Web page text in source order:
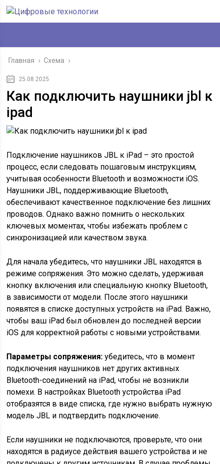
Главная › Схема ›
25.08.2025
Как подключить наушники jbl к
ipad
Подключение наушников JBL к iPad – это простой
процесс, если следовать пошаговым инструкциям,
учитывая особенности Bluetooth и возможности iOS.
Наушники JBL, поддерживающие Bluetooth,
обеспечивают качественное подключение без лишних
проводов. Однако важно помнить о нескольких
ключевых моментах, чтобы избежать проблем с
синхронизацией или качеством звука.
Для начала убедитесь, что наушники JBL находятся в
режиме сопряжения. Это можно сделать, удерживая
кнопку включения или специальную кнопку Bluetooth,
в зависимости от модели. После этого наушники
появятся в списке доступных устройств на iPad. Важно,
чтобы ваш iPad был обновлен до последней версии
iOS для корректной работы с новыми устройствами.
Параметры сопряжения: убедитесь, что в момент
подключения наушников нет других активных
Bluetooth-соединений на iPad, чтобы не возникли
помехи. В настройках Bluetooth устройства iPad
отобразятся в виде списка, где нужно выбрать нужную
модель JBL и подтвердить подключение.
Если наушники не подключаются, проверьте, что они
находятся в радиусе действия вашего устройства и не